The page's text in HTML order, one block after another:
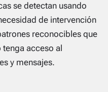
se detectan usando
de intervención
reconocibles que
tenga acceso al
y mensajes.